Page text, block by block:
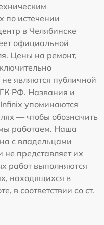
по истечении
в Челябинске
официальной
Цены на ремонт,
являются публичной
ГК РФ. Названия и
упоминаются
— чтобы обозначить
работаем. Наша
с владельцами
представляет их
работ выполняются
находящихся в
в соответствии со ст.